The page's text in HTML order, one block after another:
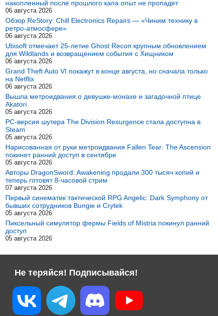
накопленный после прошлого капа опыт не пропадет
06 августа 2026
Обзор ReStory: Chill Electronics Repairs — «Чиним технику в
ретро-атмосфере»
06 августа 2026
Ubisoft отмечает 25-летие Ghost Recon крупным обновлением
для Wildlands и возвращением события с Хищником
06 августа 2026
Grand Theft Auto VI покажут в конце августа, но сначала только
на Netflix
06 августа 2026
Вышла метроидвания о девушке-монахе и загадочной птице
Akatori
05 августа 2026
PC-версия шутера The Division Resurgence стала доступна в
Steam
05 августа 2026
Нарисованная от руки метроидвания Fallen Tear: The Ascension
покинет ранний доступ в сентябре
05 августа 2026
Авторы DragonSword: Awakening продали 300 тысяч копий и
теперь готовят 8-часовой стрим
07 августа 2026
Первый синематик тактической RPG Angelic: Dark Symphony от
бывших сотрудников Bungie и Crytek
05 августа 2026
Пиксельный симулятор фермы Fields of Mistria покинул ранний
доступ
05 августа 2026
Не теряйся! Подписывайся!